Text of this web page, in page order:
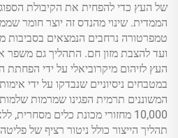
של העץ כדי להפחית את הקיבולת
הממדית. שינוי מהנדס זה יוצר חומר
טמפרטורה נרחבים הנמצאים
ועד להצבת מזון חם. התהליך גם
העץ לזיהום מיקרוביאלי על ידי הפחתת
במטבחים ניסיוניים שנבדקו על ידי
המשוננים תרמית הפגינו שמרמות
10,000 מחזורי מכונת כלים
תהליך הייצור כולל ניטור רציף של